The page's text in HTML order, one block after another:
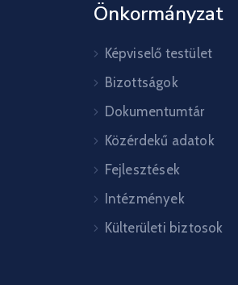
Önkormányzat
Képviselő testület
Bizottságok
Dokumentumtár
Közérdekű adatok
Fejlesztések
Intézmények
Külterületi biztosok